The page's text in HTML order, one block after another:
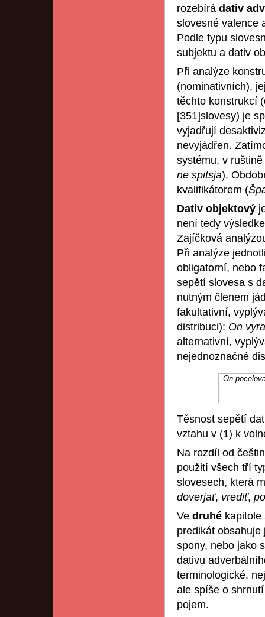
rozebírá dativ
slovesné valence
Podle typu
subjektu a dativ
Při analýze
(nominativních),
těchto konstrukcí
[351]slovesy) je
vyjadřují
nevyjádřen.
systému, v
ne spitsja).
kvalifikátorem (
Dativ objektový
není tedy
Zajíčková
Při analýze
obligatorní, nebo
sepětí slovesa s
nutným členem
fakultativní,
distribuci): On
alternativní,
nejednoznačné
On
Těsnost sepětí
vztahu v (1) k
Na rozdíl od
použití všech tří
slovesech, která
doverjať, vrediť,
Ve druhé
predikát
spony, nebo jako
dativu
terminologické,
ale spíše o
pojem.